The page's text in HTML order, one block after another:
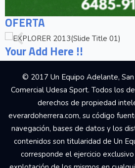
OFERTA
Your Add Here !!
© 2017 Un Equipo Adelante,
Comercial Udesa Sport. Todos los
derechos de propiedad
everardoherrera.com, su código
navegación, bases de datos y los
contenidos son titularidad de Un
corresponde el ejercicio